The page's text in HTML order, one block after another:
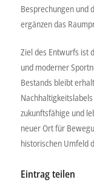
Besprechungen und
ergänzen das
Ziel des Entwurfs ist
und moderner
Bestands bleibt
Nachhaltigkeitslabels
zukunftsfähige und
neuer Ort für
historischen Umfeld
Eintrag teilen